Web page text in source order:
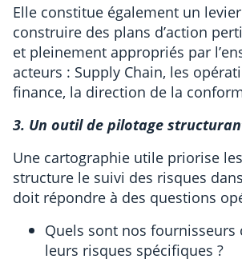
Elle constitue également un
construire des plans d’action
et pleinement appropriés par
acteurs : Supply Chain, les
finance, la direction de la
3. Un outil de pilotage
Une cartographie utile priorise
structure le suivi des risques
doit répondre à des questions
Quels sont nos fournisseurs
leurs risques spécifiques ?